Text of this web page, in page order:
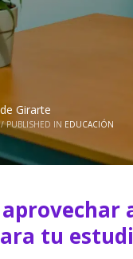
Girarte
/ PUBLISHED IN EDUCACIÓN
tu